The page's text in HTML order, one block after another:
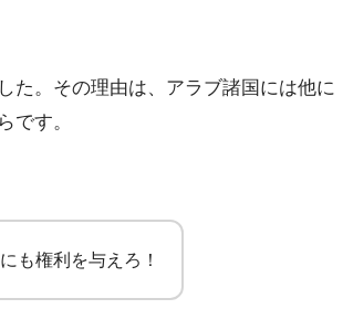
た。その理由は、アラブ諸国には他に
です。
も権利を与えろ！